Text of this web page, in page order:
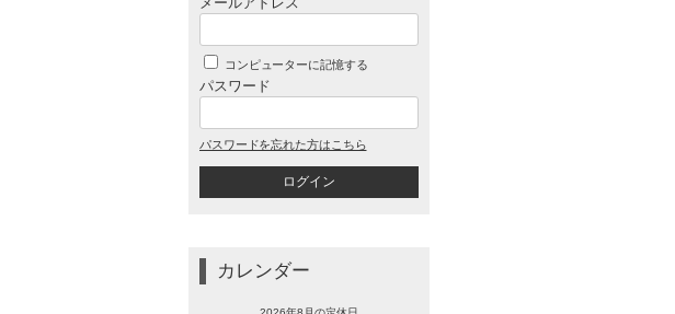
コンピューターに記憶する
パスワード
パスワードを忘れた方はこちら
カレンダー